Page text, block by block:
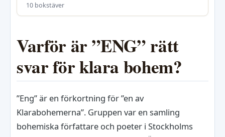
10 bokstäver
Varför är ”ENG” rätt
svar för klara bohem?
”Eng” är en förkortning för ”en av
Klarabohemerna”. Gruppen var en samling
bohemiska författare och poeter i Stockholms